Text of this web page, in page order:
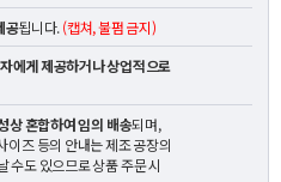
공됩니다.(캡쳐, 불펌 금지)
에게 제공하거나 상업적으로
상 혼합하여 임의 배송되며,
이즈 등의 안내는 제조 공장의
수도 있으므로 상품 주문 시